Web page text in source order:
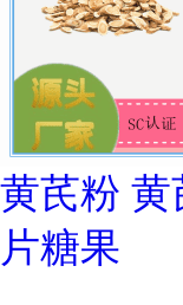
黄芪粉 黄
片糖果